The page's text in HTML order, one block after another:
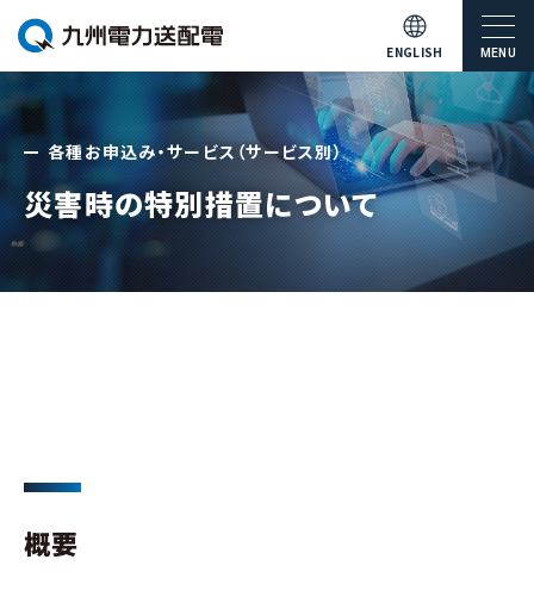
ENGLISH MENU
各種お申込み・サービス（サービス別）
災害時の特別措置について
概要